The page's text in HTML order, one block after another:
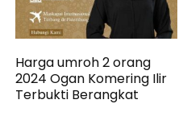
Harga umroh 2 orang
2024 Ogan Komering Ilir
Terbukti Berangkat